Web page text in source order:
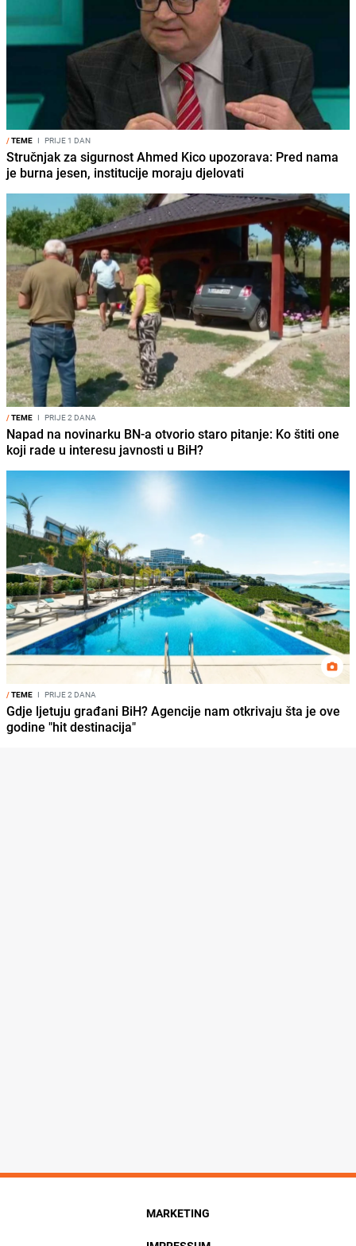
/TEME I PRIJE 1 DAN
Stručnjak za sigurnost Ahmed Kico upozorava: Pred nama
je burna jesen, institucije moraju djelovati
/TEME I PRIJE 2 DANA
Napad na novinarku BN-a otvorio staro pitanje: Ko štiti one
koji rade u interesu javnosti u BiH?
/TEME I PRIJE 2 DANA
Gdje ljetuju građani BiH? Agencije nam otkrivaju šta je ove
godine "hit destinacija"
MARKETING